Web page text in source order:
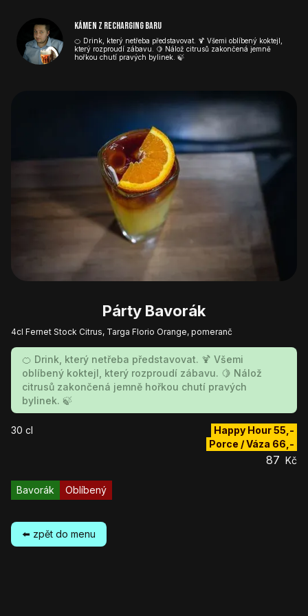
🍊 Drink, který netřeba představovat. 🍹 Všemi oblíbený koktejl,
který rozproudí zábavu. 🍋 Nálož citrusů zakončená jemně
hořkou chutí pravých bylinek. 🍃
Kámen z Recharging baru
Párty Bavorák
4cl Fernet Stock Citrus, Targa Florio Orange, pomeranč
🍊 Drink, který netřeba představovat. 🍹 Všemi
oblíbený koktejl, který rozproudí zábavu. 🍋 Nálož
citrusů zakončená jemně hořkou chutí pravých
bylinek. 🍃
30 cl Happy Hour55 ,-
Porce / Váza 66 ,-
87 Kč
Bavorák Oblíbený
⬅️ zpět do menu